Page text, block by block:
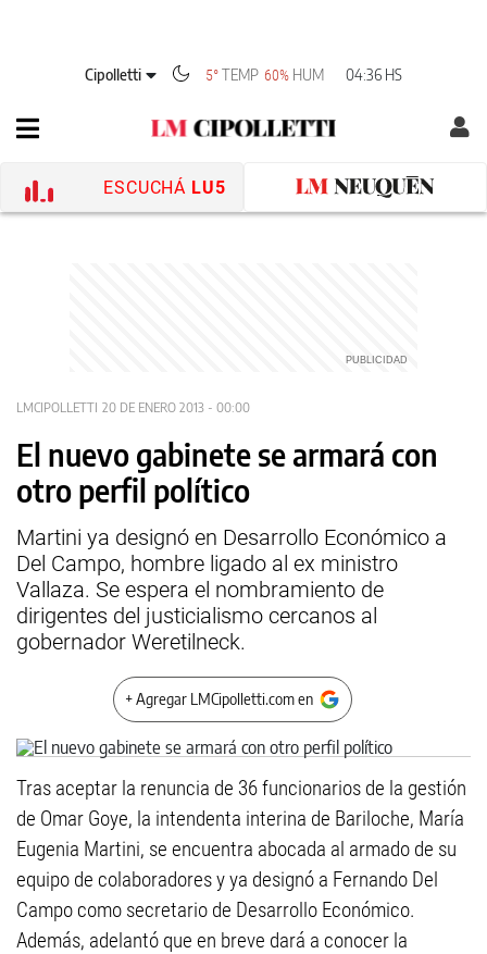
Cipolletti 5°TEMP 60% HUM 04:36 HS
ESCUCHÁ LU5
LMCIPOLLETTI 20 DE ENERO 2013 - 00:00
El nuevo gabinete se armará con
otro perfil político
Martini ya designó en Desarrollo Económico a
Del Campo, hombre ligado al ex ministro
Vallaza. Se espera el nombramiento de
dirigentes del justicialismo cercanos al
gobernador Weretilneck.
+ Agregar LMCipolletti.com en
Tras aceptar la renuncia de 36 funcionarios de la gestión
de Omar Goye, la intendenta interina de Bariloche, María
Eugenia Martini, se encuentra abocada al armado de su
equipo de colaboradores y ya designó a Fernando Del
Campo como secretario de Desarrollo Económico.
Además, adelantó que en breve dará a conocer la